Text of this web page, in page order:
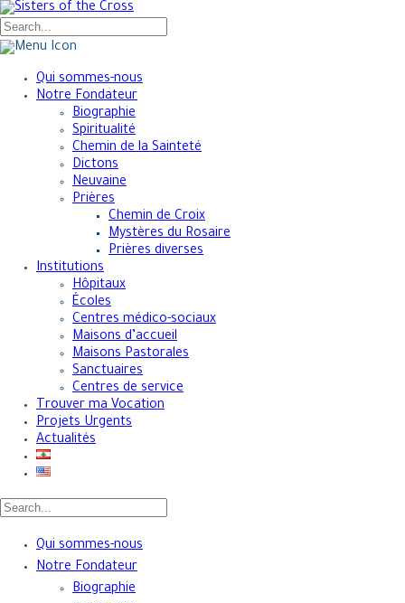
Qui sommes-nous
Notre Fondateur
Biographie
Spiritualité
Chemin de la Sainteté
Dictons
Neuvaine
Prières
Chemin de Croix
Mystères du Rosaire
Prières diverses
Institutions
Hôpitaux
Écoles
Centres médico-sociaux
Maisons d’accueil
Maisons Pastorales
Sanctuaires
Centres de service
Trouver ma Vocation
Projets Urgents
Actualités
Qui sommes-nous
Notre Fondateur
Biographie